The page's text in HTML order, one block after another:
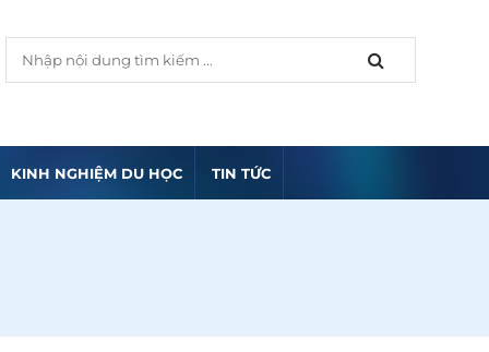
KINH NGHIỆM DU HỌC TIN TỨC